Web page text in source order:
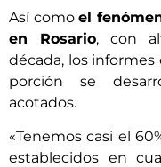
Así comoel
en Rosario, con
década, los
porción se
acotados.
«Tenemos casi el
establecidos en